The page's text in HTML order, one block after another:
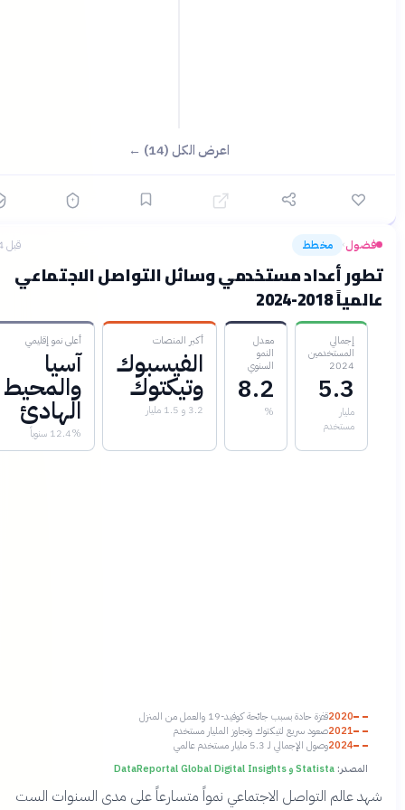
اعرض الكل (14) ←
› مخطط
أعداد مستخدمي وسائل التواصل الاجتماعي
2018-2024
المستخدمين
النمو
أكبر المنصات
الفيسبوك
وتيكتوك
أعلى نمو إقليمي
آسيا
والمحيط
الهادئ
2020قفزة حادة بسبب جائحة كوفيد-19 والعمل من المنزل
2021صعود سريع لتيكتوك وتجاوز المليار مستخدم
2024وصول الإجمالي لـ 5.3 مليار مستخدم عالمي
Statista و DataReportal Global Digital Insights
عالم التواصل الاجتماعي نمواً متسارعاً على مدى السنوات الست